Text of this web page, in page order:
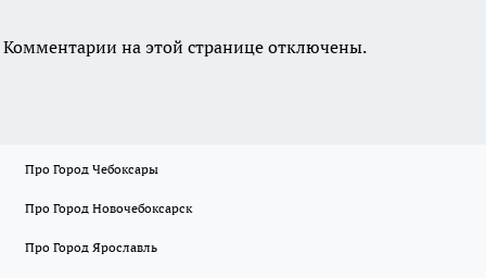
Комментарии на этой странице отключены.
Про Город Чебоксары
Про Город Новочебоксарск
Про Город Ярославль